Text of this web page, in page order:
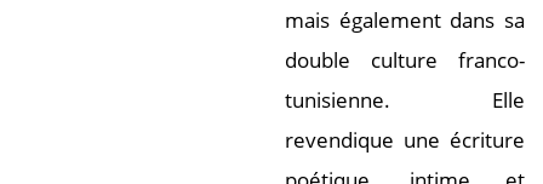
mais également dans sa
double culture franco-
tunisienne. Elle
revendique une écriture